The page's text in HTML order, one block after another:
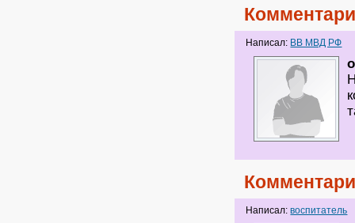
Написал: ВВ МВД РФ
Написал:воспитатель